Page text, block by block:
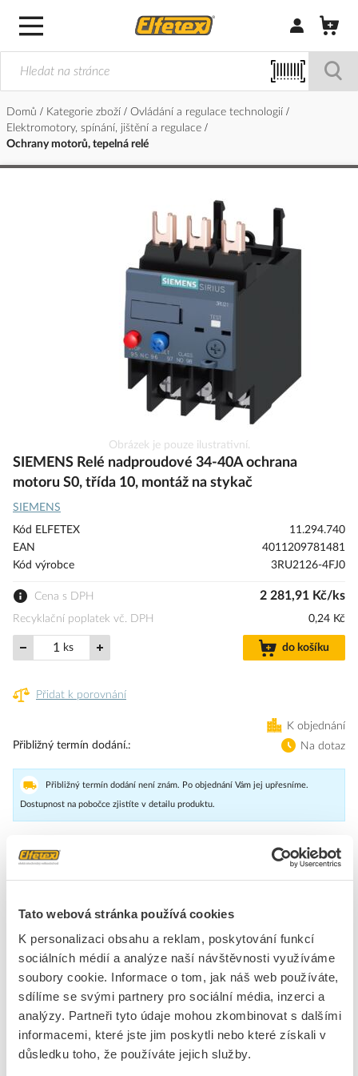
Tato webová stránka používá cookies
K personalizaci obsahu a reklam, poskytování funkcí
sociálních médií a analýze naší návštěvnosti využíváme
soubory cookie. Informace o tom, jak náš web používáte,
sdílíme se svými partnery pro sociální média, inzerci a
analýzy. Partneři tyto údaje mohou zkombinovat s dalšími
informacemi, které jste jim poskytli nebo které získali v
důsledku toho, že používáte jejich služby.
Přihlásit/
Domů Kategorie zboží
Ovládání a regulace technologií
Elektromotory, spínání, jištění a regulace
Ochrany motorů, tepelná relé
na
začátek
s
obrázky
Obrázek je pouze ilustrativní.
SIEMENS Relé nadproudové 34-40A ochrana
motoru S0, třída 10, montáž na stykač
SIEMENS
Kód ELFETEX
11.294.740
EAN
4011209781481
Kód výrobce
3RU2126-4FJ0
Cena s DPH 2 281,91 Kč/ks
Recyklační poplatek vč. DPH 0,24 Kč
ks do košíku
Přidat k porovnání
K objednání
Přibližný termín dodání.
Na dotaz
Přibližný termín dodání není znám. Po objednání Vám jej upřesníme.
Dostupnost na pobočce zjistíte v detailu produktu.
nadproudové relé 34...40 A pro ochranu motoru konstrukční
automatický-reset tepelné relé na přetížení SIRIUS 3RU2 k
nepřípustně vysokému zahřátí vlivem přetížení nebo výpadku fází.
Tato typová řada je obzvláště flexibilní a cenově výhodná. Schválení
po celém světě (např. IEC a UL/CSA) a použití v aplikacích s
dodání s různými rozsahy nastavení spouště na přetížení. Jsou k
dostání se šroubovou nebo pružinovou svorkou pro rychlé,
bezúdržbové připojení, odolné proti chvění, ale i pro samostatnou
instalaci. Příslušenství obecně vyhovuje všem konstrukčním